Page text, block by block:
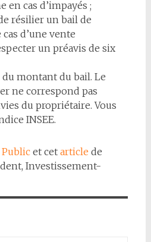
en cas d’impayés ;
résilier un bail de
d’une vente
un préavis de six
montant du bail. Le
ne correspond pas
du propriétaire. Vous
INSEE.
Publicet cet article de
Investissement-